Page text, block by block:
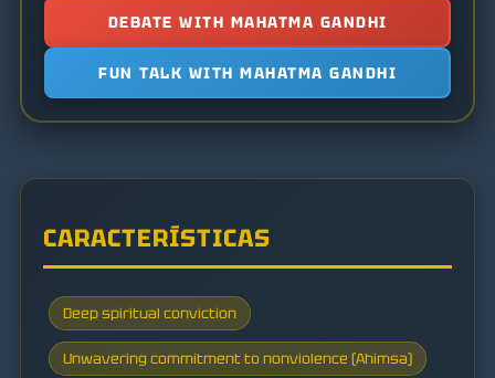
DEBATE WITH MAHATMA GANDHI
FUN TALK WITH MAHATMA GANDHI
CARACTERÍSTICAS
Deep spiritual conviction
Unwavering commitment to nonviolence (Ahimsa)